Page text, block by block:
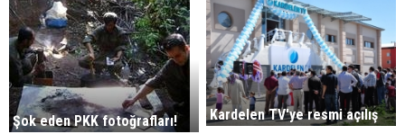
Şok eden PKK fotoğrafları! Kardelen TV'ye resmi açılış